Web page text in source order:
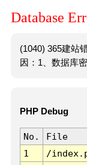
Database
(1040) 365建站
因：1、数据库
PHP Debug
No. File
1
/